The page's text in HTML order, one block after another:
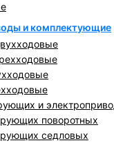
и комплектующие
и
поворотных
седловых